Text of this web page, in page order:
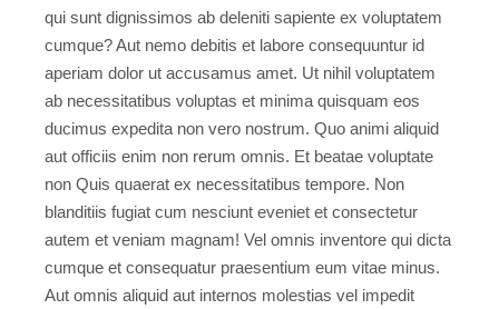
qui sunt dignissimos ab deleniti sapiente ex voluptatem
cumque? Aut nemo debitis et labore consequuntur id
aperiam dolor ut accusamus amet. Ut nihil voluptatem
ab necessitatibus voluptas et minima quisquam eos
ducimus expedita non vero nostrum. Quo animi aliquid
aut officiis enim non rerum omnis. Et beatae voluptate
non Quis quaerat ex necessitatibus tempore. Non
blanditiis fugiat cum nesciunt eveniet et consectetur
autem et veniam magnam! Vel omnis inventore qui dicta
cumque et consequatur praesentium eum vitae minus.
Aut omnis aliquid aut internos molestias vel impedit